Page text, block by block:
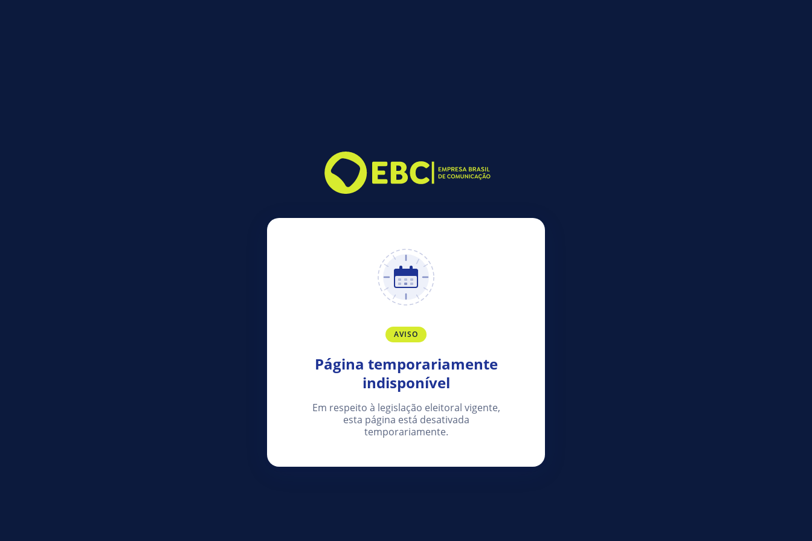
AVISO
Página temporariamente
indisponível
Em respeito à legislação eleitoral vigente,
esta página está desativada
temporariamente.